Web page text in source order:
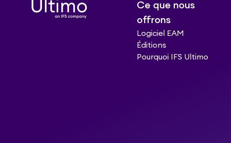
Ce que nous
offrons
Logiciel EAM
Éditions
Pourquoi IFS Ultimo